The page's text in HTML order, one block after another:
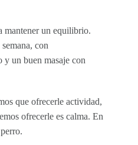
mantener un equilibrio.
con
y un buen masaje con
que ofrecerle actividad,
ofrecerle es calma. En